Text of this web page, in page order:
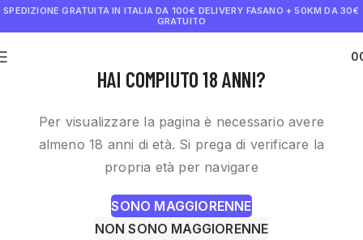
HAI COMPIUTO 18 ANNI?
Per visualizzare la pagina è necessario avere
almeno 18 anni di età. Si prega di verificare la
propria età per navigare
SONO MAGGIORENNE
NON SONO MAGGIORENNE
SPEDIZIONE GRATUITA IN ITALIA DA 100€ DELIVERY FASANO + 50KM DA 30€
GRATUITO